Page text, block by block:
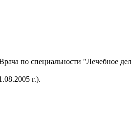
по специальности "Лечебное
г.).